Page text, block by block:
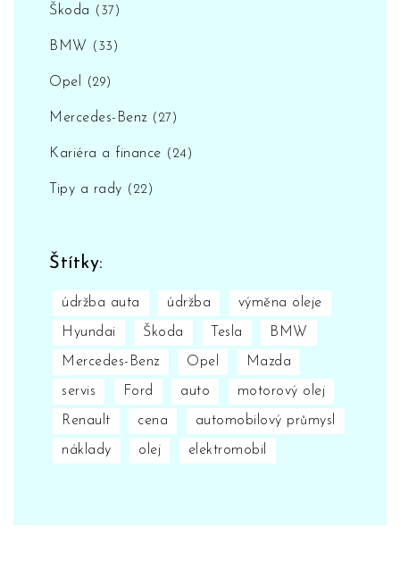
Škoda (37)
BMW (33)
Opel (29)
Mercedes-Benz (27)
Kariéra a finance (24)
Tipy a rady (22)
Štítky:
údržba auta údržba výměna oleje
Hyundai Škoda Tesla BMW
Mercedes-Benz Opel Mazda
servis Ford auto motorový olej
Renault cena automobilový průmysl
náklady olej elektromobil